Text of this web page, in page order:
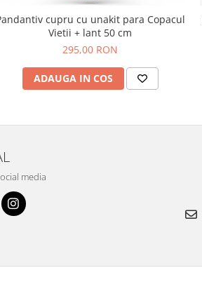
cupru cu unakit para Copacul
Vietii + lant 50 cm
295,00 RON
ADAUGA IN COS
media